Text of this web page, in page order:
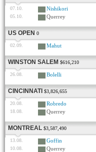
07.10. Nishikori
05.10. Querrey
US OPEN 0
02.09. Mahut
WINSTON SALEM $616,210
26.08. Bolelli
CINCINNATI $3,826,655
20.08. Robredo
18.08. Querrey
MONTREAL $3,587,490
13.08. Goffin
10.08. Querrey